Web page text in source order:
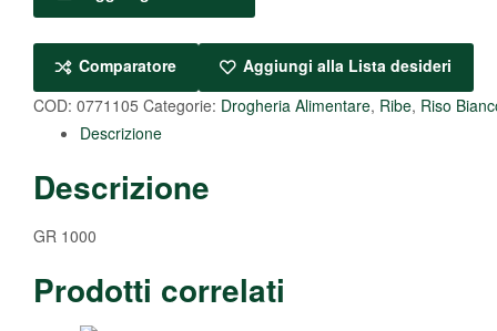
Comparatore
Aggiungi alla Lista desideri
COD: 0771105 Categorie: Drogheria Alimentare, Ribe, Riso
Descrizione
Descrizione
GR 1000
Prodotti correlati